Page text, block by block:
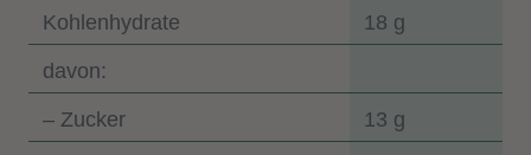
Kohlenhydrate 18 g
davon:
– Zucker 13 g